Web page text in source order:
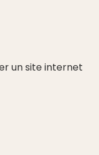
un site internet